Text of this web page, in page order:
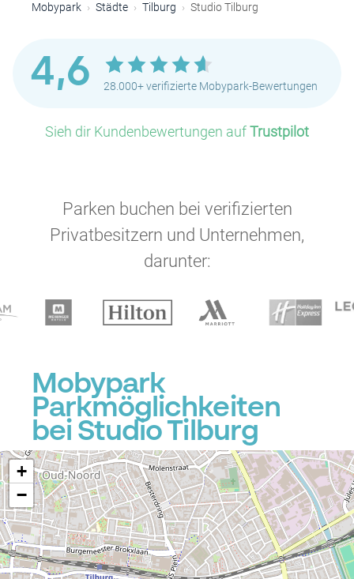
Mobypark Städte Tilburg Studio Tilburg
4,6 28.000+ verifizierte Mobypark-Bewertungen
Sieh dir Kundenbewertungen aufTrustpilot
Parken buchen bei verifizierten
Privatbesitzern und Unternehmen,
darunter:
Mobypark
Parkmöglichkeiten
bei Studio Tilburg
+
−